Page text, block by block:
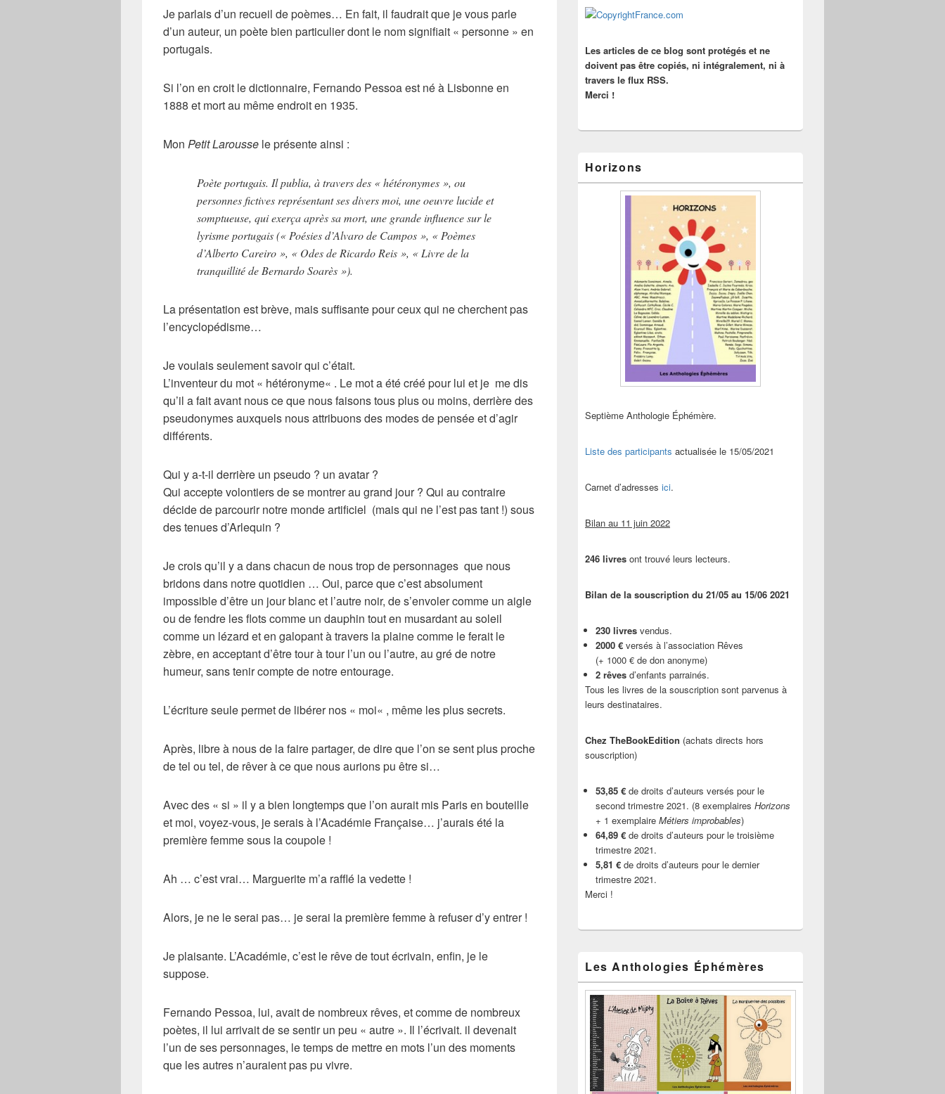
Je parlais d’un recueil de poèmes… En fait, il faudrait que je vous parle
d’un auteur, un poète bien particulier dont le nom signifiait « personne » en
portugais.
Si l’on en croit le dictionnaire, Fernando Pessoaest né à Lisbonne en
1888 et mort au même endroit en 1935.
Mon Petit Larousse le présente ainsi :
Poète portugais. Il publia, à travers des « hétéronymes », ou
personnes fictives représentant ses divers moi, une oeuvre lucide et
somptueuse, qui exerça après sa mort, une grande influence sur le
lyrisme portugais (« Poésies d’Alvaro de Campos », « Poèmes
d’Alberto Careiro », « Odes de Ricardo Reis », « Livre de la
tranquillité de Bernardo Soarès »).
La présentation est brève, mais suffisante pour ceux qui ne cherchent pas
l’encyclopédisme…
Je voulais seulement savoir qui c’était.
L’inventeur du mot « hétéronyme« . Le mot a été créé pour lui et je me dis
qu’il a fait avant nous ce que nous faisons tous plus ou moins, derrière des
pseudonymesauxquels nous attribuons des modes de pensée et d’agir
différents.
Qui y a-t-il derrière un pseudo ? un avatar ?
Qui accepte volontiers de se montrer au grand jour ? Qui au contraire
décide de parcourir notre monde artificiel (mais qui ne l’est pas tant !) sous
des tenues d’Arlequin ?
Je crois qu’il y a dans chacun de nous trop de personnages que nous
bridons dans notre quotidien … Oui, parce que c’est absolument
impossible d’être un jour blanc et l’autre noir, de s’envoler comme un aigle
ou de fendre les flots comme un dauphin tout en musardant au soleil
comme un lézard et en galopant à travers la plaine comme le ferait le
zèbre, en acceptant d’être tour à tour l’un ou l’autre, au gré de notre
humeur, sans tenir compte de notre entourage.
L’écriture seule permet de libérer nos « moi« , même les plus secrets.
Après, libre à nous de la faire partager, de dire que l’on se sent plus proche
de tel ou tel, de rêver à ce que nous aurions pu être si…
Avec des « si » il y a bien longtemps que l’on aurait mis Paris en bouteille
et moi, voyez-vous, je serais à l’Académie Française… j’aurais été la
première femme sous la coupole !
Ah … c’est vrai… Marguerite m’a rafflé la vedette !
Alors, je ne le serai pas… je serai la première femme à refuser d’y entrer !
Je plaisante. L’Académie, c’est le rêve de tout écrivain, enfin, je le
suppose.
Fernando Pessoa, lui, avait de nombreux rêves, et comme de nombreux
poètes, il lui arrivait de se sentir un peu « autre ». Il l’écrivait. il devenait
l’un de ses personnages, le temps de mettre en mots l’un des moments
que les autres n’auraient pas pu vivre.
barre
latérale
Les articles de ce blog sont protégés et ne
doivent pas être copiés, ni intégralement, ni à
travers le flux RSS.
Merci !
Horizons
Septième Anthologie Éphémère.
Liste des participants actualisée le 15/05/2021
Carnet d’adresses ici.
Bilan au 11 juin 2022
246 livres ont trouvé leurs lecteurs.
Bilan de la souscription du 21/05 au 15/06 2021
230 livres vendus.
2000 € versés à l’association Rêves
(+ 1000 € de don anonyme)
2 rêves d’enfants parrainés.
Tous les livres de la souscription sont parvenus à
leurs destinataires.
Chez TheBookEdition (achats directs hors
souscription)
53,85 € de droits d’auteurs versés pour le
second trimestre 2021. (8 exemplaires Horizons
+ 1 exemplaire Métiers improbables)
64,89 € de droits d’auteurs pour le troisième
trimestre 2021.
5,81 € de droits d’auteurs pour le dernier
trimestre 2021.
Merci !
Les Anthologies Éphémères